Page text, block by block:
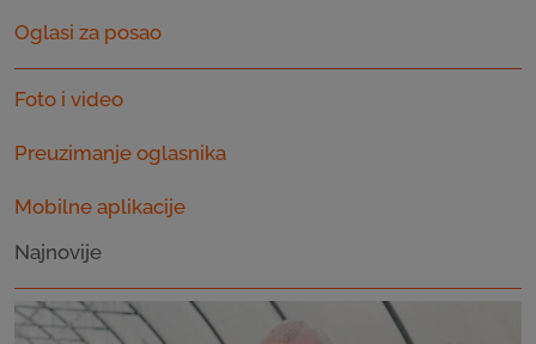
Oglasi za posao
Foto i video
Preuzimanje oglasnika
Mobilne aplikacije
Najnovije